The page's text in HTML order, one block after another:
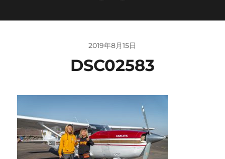
2019年8月15日
DSC02583